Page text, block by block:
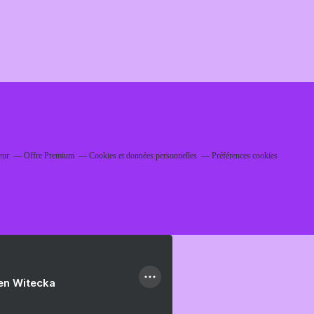
Offre Premium Cookies et données personnelles Préférences cookies
Witecka